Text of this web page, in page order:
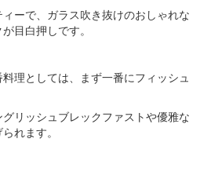
ーで、ガラス吹き抜けのおしゃれな
目白押しです。
理としては、まず一番にフィッシュ
リッシュブレックファストや優雅な
れます。